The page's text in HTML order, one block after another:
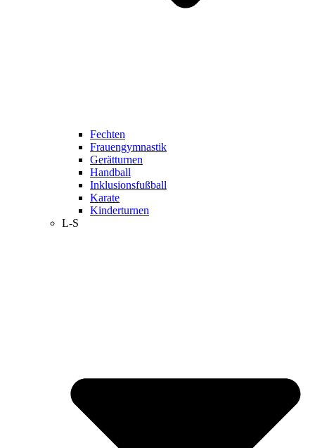
Fechten
Frauengymnastik
Gerätturnen
Handball
Inklusionsfußball
Karate
Kinderturnen
L-S